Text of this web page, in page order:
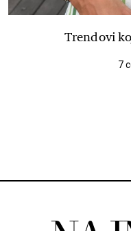
Trendovi
7